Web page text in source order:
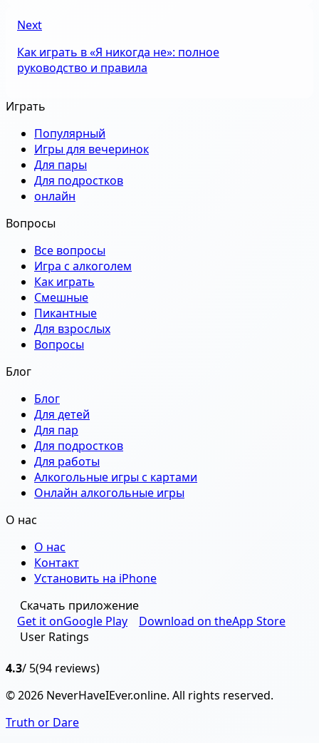
Next
Как играть в «Я никогда не»: полное
руководство и правила
Играть
Популярный
Игры для вечеринок
Для пары
Для подростков
онлайн
Вопросы
Все вопросы
Игра с алкоголем
Как играть
Смешные
Пикантные
Для взрослых
Вопросы
Блог
Блог
Для детей
Для пар
Для подростков
Для работы
Алкогольные игры с картами
Онлайн алкогольные игры
О нас
О нас
Контакт
Установить на iPhone
Скачать приложение
Get it onGoogle Play Download on theApp Store
User Ratings
4.3/ 5(94 reviews)
© 2026 NeverHaveIEver.online. All rights reserved.
Truth or Dare